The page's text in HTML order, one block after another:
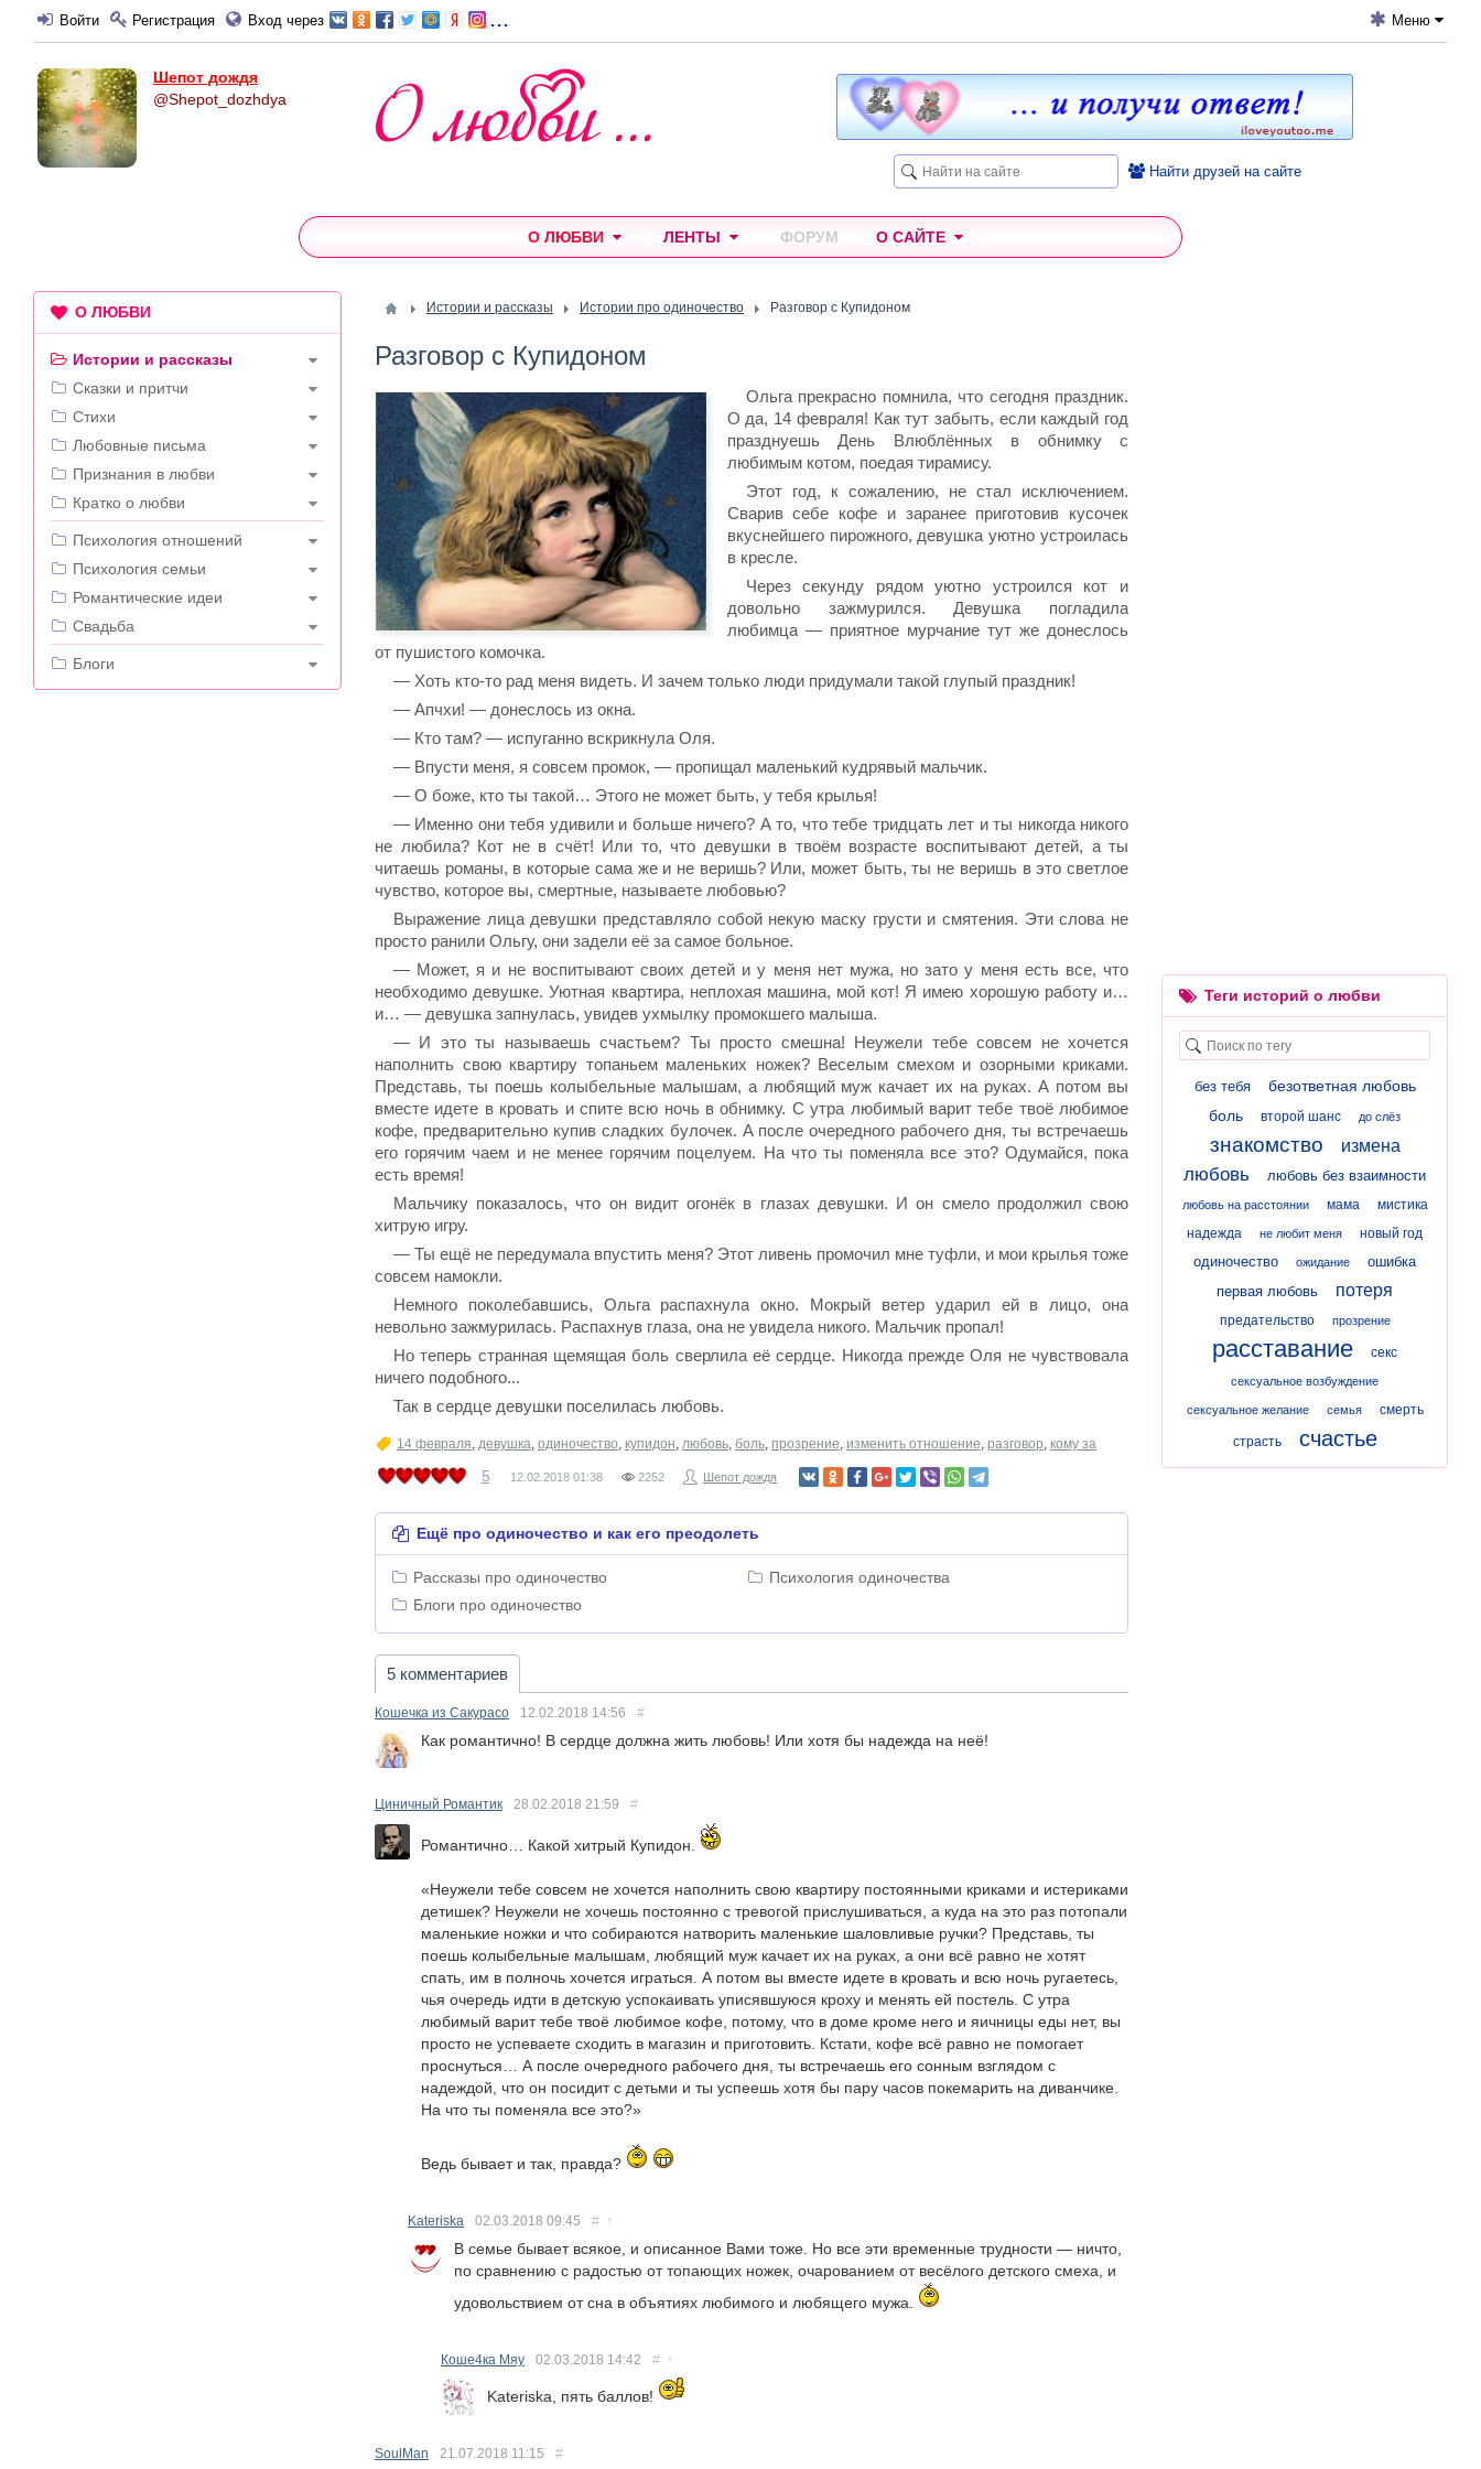
Войти Регистрация Вход через ... Меню
Найти друзей на сайте
Шепот дождя
@Shepot_dozhdya
О ЛЮБВИ ЛЕНТЫ ФОРУМ О САЙТЕ
Истории и рассказы Истории про одиночество Разговор с Купидоном
Разговор с Купидоном
Ольга прекрасно помнила, что сегодня праздник.
О да, 14 февраля! Как тут забыть, если каждый год
празднуешь День Влюблённых в обнимку с
любимым котом, поедая тирамису.
Этот год, к сожалению, не стал исключением.
Сварив себе кофе и заранее приготовив кусочек
вкуснейшего пирожного, девушка уютно устроилась
в кресле.
Через секунду рядом уютно устроился кот и
довольно зажмурился. Девушка погладила
любимца — приятное мурчание тут же донеслось
от пушистого комочка.
— Хоть кто-то рад меня видеть. И зачем только люди придумали такой глупый праздник!
— Апчхи! — донеслось из окна.
— Кто там? — испуганно вскрикнула Оля.
— Впусти меня, я совсем промок, — пропищал маленький кудрявый мальчик.
— О боже, кто ты такой… Этого не может быть, у тебя крылья!
— Именно они тебя удивили и больше ничего? А то, что тебе тридцать лет и ты никогда никого
не любила? Кот не в счёт! Или то, что девушки в твоём возрасте воспитывают детей, а ты
читаешь романы, в которые сама же и не веришь? Или, может быть, ты не веришь в это светлое
чувство, которое вы, смертные, называете любовью?
Выражение лица девушки представляло собой некую маску грусти и смятения. Эти слова не
просто ранили Ольгу, они задели её за самое больное.
— Может, я и не воспитывают своих детей и у меня нет мужа, но зато у меня есть все, что
необходимо девушке. Уютная квартира, неплохая машина, мой кот! Я имею хорошую работу и…
и… — девушка запнулась, увидев ухмылку промокшего малыша.
— И это ты называешь счастьем? Ты просто смешна! Неужели тебе совсем не хочется
наполнить свою квартиру топаньем маленьких ножек? Веселым смехом и озорными криками.
Представь, ты поешь колыбельные малышам, а любящий муж качает их на руках. А потом вы
вместе идете в кровать и спите всю ночь в обнимку. С утра любимый варит тебе твоё любимое
кофе, предварительно купив сладких булочек. А после очередного рабочего дня, ты встречаешь
его горячим чаем и не менее горячим поцелуем. На что ты поменяла все это? Одумайся, пока
есть время!
Мальчику показалось, что он видит огонёк в глазах девушки. И он смело продолжил свою
хитрую игру.
— Ты ещё не передумала впустить меня? Этот ливень промочил мне туфли, и мои крылья тоже
совсем намокли.
Немного поколебавшись, Ольга распахнула окно. Мокрый ветер ударил ей в лицо, она
невольно зажмурилась. Распахнув глаза, она не увидела никого. Мальчик пропал!
Но теперь странная щемящая боль сверлила её сердце. Никогда прежде Оля не чувствовала
ничего подобного...
Так в сердце девушки поселилась любовь.
14 февраля, девушка, одиночество, купидон, любовь, боль, прозрение, изменить отношение, разговор, кому за
5 12.02.2018 01:38 2252 Шепот дождя
Ещё про одиночество и как его преодолеть
Рассказы про одиночество
Психология одиночества
Блоги про одиночество
5 комментариев
Кошечка из Сакурасо 12.02.2018 14:56 #
Как романтично! В сердце должна жить любовь! Или хотя бы надежда на неё!
Циничный Романтик 28.02.2018 21:59 #
Романтично… Какой хитрый Купидон.
«Неужели тебе совсем не хочется наполнить свою квартиру постоянными криками и истериками
детишек? Неужели не хочешь постоянно с тревогой прислушиваться, а куда на это раз потопали
маленькие ножки и что собираются натворить маленькие шаловливые ручки? Представь, ты
поешь колыбельные малышам, любящий муж качает их на руках, а они всё равно не хотят
спать, им в полночь хочется играться. А потом вы вместе идете в кровать и всю ночь ругаетесь,
чья очередь идти в детскую успокаивать уписявшуюся кроху и менять ей постель. С утра
любимый варит тебе твоё любимое кофе, потому, что в доме кроме него и яичницы еды нет, вы
просто не успеваете сходить в магазин и приготовить. Кстати, кофе всё равно не помогает
проснуться… А после очередного рабочего дня, ты встречаешь его сонным взглядом с
надеждой, что он посидит с детьми и ты успеешь хотя бы пару часов покемарить на диванчике.
На что ты поменяла все это?»
Ведь бывает и так, правда?
Kateriska 02.03.2018 09:45 # ↑
В семье бывает всякое, и описанное Вами тоже. Но все эти временные трудности — ничто,
по сравнению с радостью от топающих ножек, очарованием от весёлого детского смеха, и
удовольствием от сна в объятиях любимого и любящего мужа.
Коше4ка Мяу 02.03.2018 14:42 # ↑
Kateriska, пять баллов!
SoulMan 21.07.2018 11:15 #
О ЛЮБВИ
Истории и рассказы
Сказки и притчи
Стихи
Любовные письма
Признания в любви
Кратко о любви
---
Психология отношений
Психология семьи
Романтические идеи
Свадьба
---
Блоги
Теги историй о любви
без тебя
безответная любовь
боль
второй шанс до слёз
знакомство измена
любовь любовь без взаимности
любовь на расстоянии мама
мистика
надежда
не любит меня новый год
одиночество ожидание
ошибка
первая любовь
потеря
предательство прозрение
расставание секс
сексуальное возбуждение
сексуальное желание семья смерть
страсть счастье